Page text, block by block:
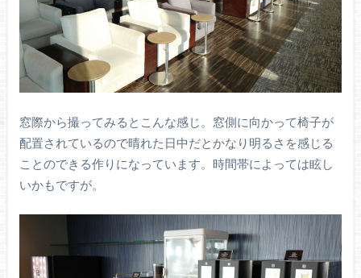
窓際から撮ってみるとこんな感じ。窓側に向かって椅子が
配置されているので晴れた日中だとかなり明るさを感じる
ことのできる作りになっています。時間帯によっては眩し
いかもですが。